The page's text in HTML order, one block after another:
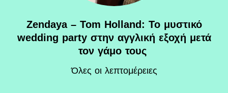
Zendaya – Tom Holland: Το μυστικό
wedding party στην αγγλική εξοχή μετά
τον γάμο τους
Όλες οι λεπτομέρειες